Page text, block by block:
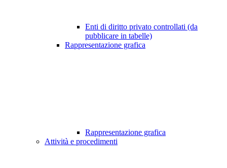
Enti di diritto privato controllati (da
pubblicare in tabelle)
Rappresentazione grafica
Rappresentazione grafica
Attività e procedimenti